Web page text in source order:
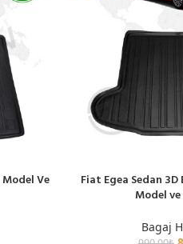
Ve
SEPETE EKLE
Fiat Egea Sedan
Model ve
Bagaj